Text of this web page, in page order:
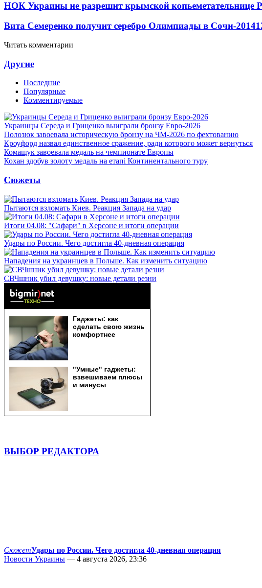
НОК Украины не разрешит крымской копьеметательнице
Вита Семеренко получит серебро Олимпиады в Сочи-2014
Читать комментарии
Другие
Последние
Популярные
Комментируемые
Украинцы Середа и Гриценко выиграли бронзу Евро-2026
Полозюк завоевала историческую бронзу на ЧМ-2026 по фехтованию
Кроуфорд назвал единственное сражение, ради которого может вернуться
Комащук завоевала медаль на чемпионате Европы
Кохан здобув золоту медаль на етапі Континентального туру
Сюжеты
Пытаются взломать Киев. Реакция Запада на удар
Итоги 04.08: "Сафари" в Херсоне и итоги операции
Удары по России. Чего достигла 40-дневная операция
Нападения на украинцев в Польше. Как изменить ситуацию
СВЧшник убил девушку: новые детали резни
ВЫБОР РЕДАКТОРА
СюжетУдары по России. Чего достигла 40-дневная операция
Новости Украины — 4 августа 2026, 23:36